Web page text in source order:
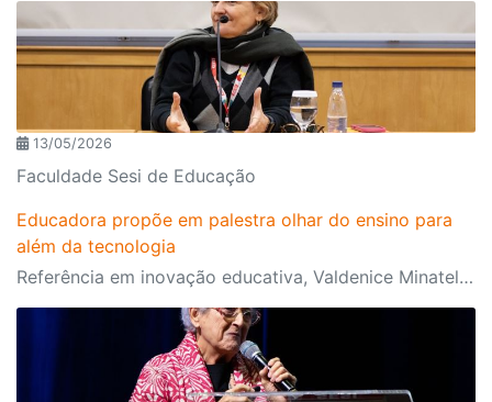
13/05/2026
Faculdade Sesi de Educação
Educadora propõe em palestra olhar do ensino para
além da tecnologia
Referência em inovação educativa, Valdenice Minatel aponta que novo modelo de educação deve priorizar saúde emocional, ética e conexão humana